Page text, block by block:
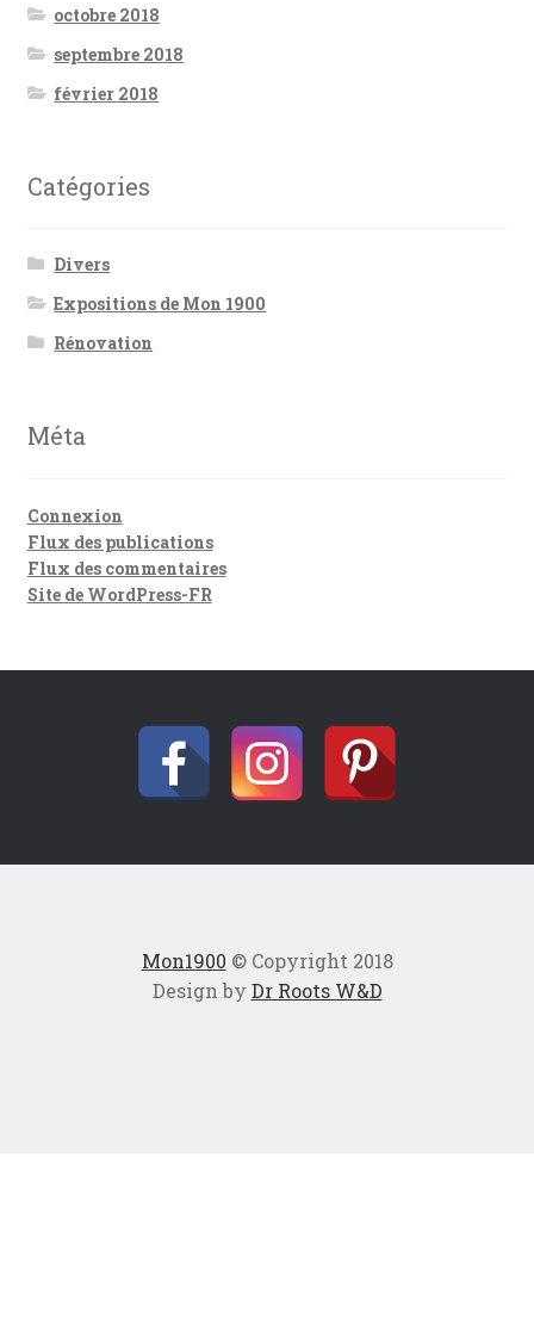
octobre 2018
septembre 2018
février 2018
Catégories
Divers
Expositions de Mon 1900
Rénovation
Méta
Connexion
Flux des publications
Flux des commentaires
Site de WordPress-FR
Mon1900 © Copyright 2018
Design by Dr Roots W&D